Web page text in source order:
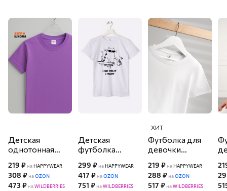
Детская
однотонная
Happyfox
219 ₽ на HAPPYWEAR
308 ₽ наOZON
473 ₽ наWILDBERRIES
Детская
футболка
299 ₽ на HAPPYWEAR
417 ₽ наOZON
751 ₽ наWILDBERRIES
ХИТ
Футболка для
девочки
219 ₽ на HAPPYWEAR
288 ₽ наOZON
517 ₽ наWILDBERRIES